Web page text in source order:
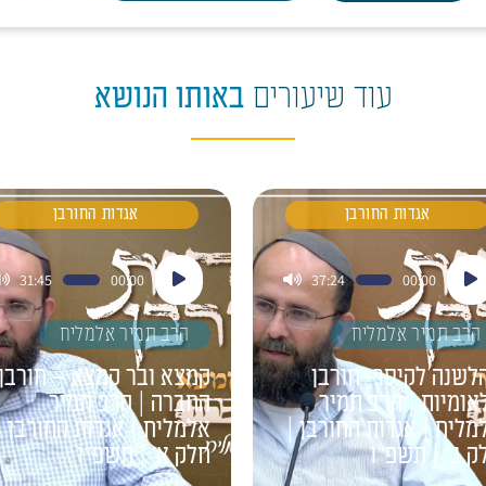
עוד שיעורים באותו הנושא
אגדות החורבן
00:00
37:24
הרב תמיר אלמליח
לקיסר- חורבן
| הרב תמיר
| אגדות החורבן |
ב' | תשפ"ו
אגדות החורבן
נגן
אודיו
00:00
31:45
הרב תמיר אלמליח
קמצא ובר קמצא –
החברה | הרב תמיר
אלמליח | אגדות
חלק א' | תשפ"ו